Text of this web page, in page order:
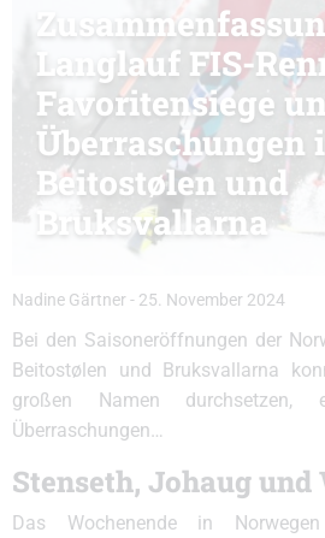
Langlauf FIS-
Favoritensiege
Überraschungen
Beitostølen und
Bruksvallarna
Nadine Gärtner - 25. November 2024
Bei den Saisoneröffnungen der
Beitostølen und Bruksvallarna
großen Namen
Überraschungen…
Stenseth, Johaug und
Das Wochenende in